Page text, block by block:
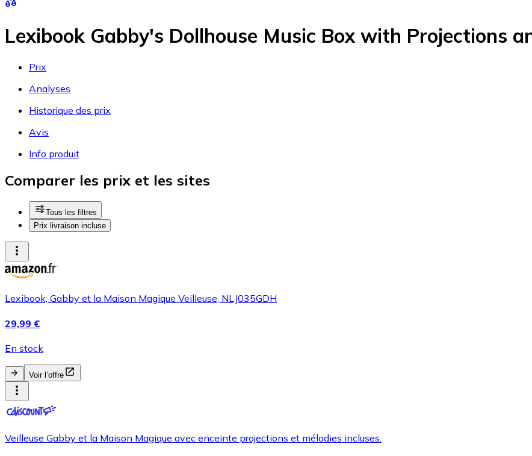
Lexibook Gabby's Dollhouse Music Box with Projections
Prix
Analyses
Historique des prix
Avis
Info produit
Comparer les prix et les sites
Tous les filtres
Prix livraison incluse
Lexibook, Gabby et la Maison Magique Veilleuse, NLJ035GDH
29,99 €
En stock
Voir l’offre
Veilleuse Gabby et la Maison Magique avec enceinte projections et mélodies incluses.